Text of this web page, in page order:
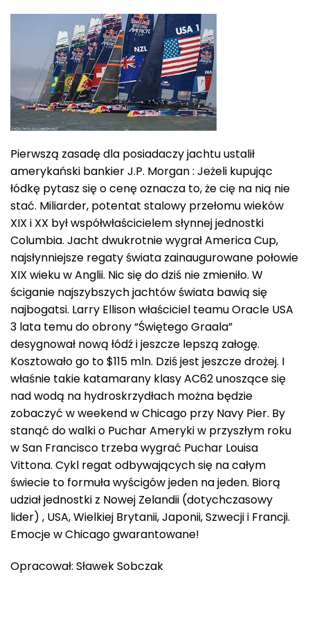
Pierwszą zasadę dla posiadaczy jachtu ustalił
amerykański bankier J.P. Morgan : Jeżeli kupując
łódkę pytasz się o cenę oznacza to, że cię na nią nie
stać. Miliarder, potentat stalowy przełomu wieków
XIX i XX był współwłaścicielem słynnej jednostki
Columbia. Jacht dwukrotnie wygrał America Cup,
najsłynniejsze regaty świata zainaugurowane połowie
XIX wieku w Anglii. Nic się do dziś nie zmieniło. W
ściganie najszybszych jachtów świata bawią się
najbogatsi. Larry Ellison właściciel teamu Oracle USA
3 lata temu do obrony “Świętego Graala”
desygnował nową łódź i jeszcze lepszą załogę.
Kosztowało go to $115 mln. Dziś jest jeszcze drożej. I
właśnie takie katamarany klasy AC62 unoszące się
nad wodą na hydroskrzydłach można będzie
zobaczyć w weekend w Chicago przy Navy Pier. By
stanąć do walki o Puchar Ameryki w przyszłym roku
w San Francisco trzeba wygrać Puchar Louisa
Vittona. Cykl regat odbywających się na całym
świecie to formuła wyścigów jeden na jeden. Biorą
udział jednostki z Nowej Zelandii (dotychczasowy
lider) , USA, Wielkiej Brytanii, Japonii, Szwecji i Francji.
Emocje w Chicago gwarantowane!
Opracował: Sławek Sobczak